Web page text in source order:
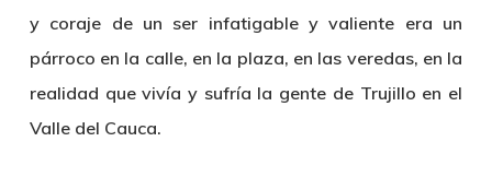
y coraje de un ser infatigable y valiente era un
párroco en la calle, en la plaza, en las veredas, en la
realidad que vivía y sufría la gente de Trujillo en el
Valle del Cauca.